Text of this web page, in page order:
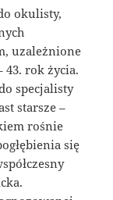
okulisty,
uzależnione
43. rok życia.
specjalisty
starsze –
rośnie
się